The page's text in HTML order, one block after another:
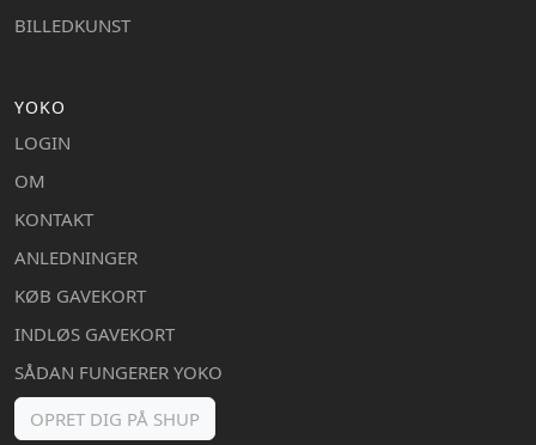
BILLEDKUNST
YOKO
LOGIN
OM
KONTAKT
ANLEDNINGER
KØB GAVEKORT
INDLØS GAVEKORT
SÅDAN FUNGERER YOKO
OPRET DIG PÅ SHUP